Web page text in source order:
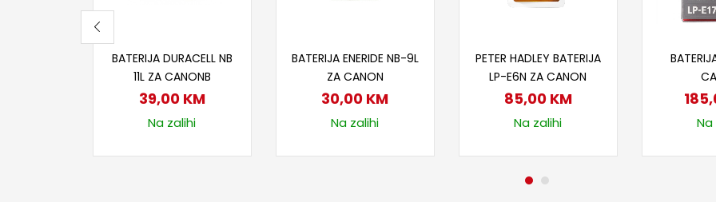
BATERIJA DURACELL NB
11L ZA CANONB
39,00 KM
Na zalihi
BATERIJA ENERIDE NB-9L
ZA CANON
30,00 KM
Na zalihi
PETER HADLEY BATERIJA
LP-E6N ZA CANON
85,00 KM
Na zalihi Na